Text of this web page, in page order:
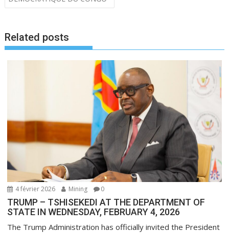
g
t
i
o
’
a
r
t
i
c
e
Related posts
4 février 2026 Mining 0
TRUMP – TSHISEKEDI AT THE DEPARTMENT OF
STATE IN WEDNESDAY, FEBRUARY 4, 2026
The Trump Administration has officially invited the President